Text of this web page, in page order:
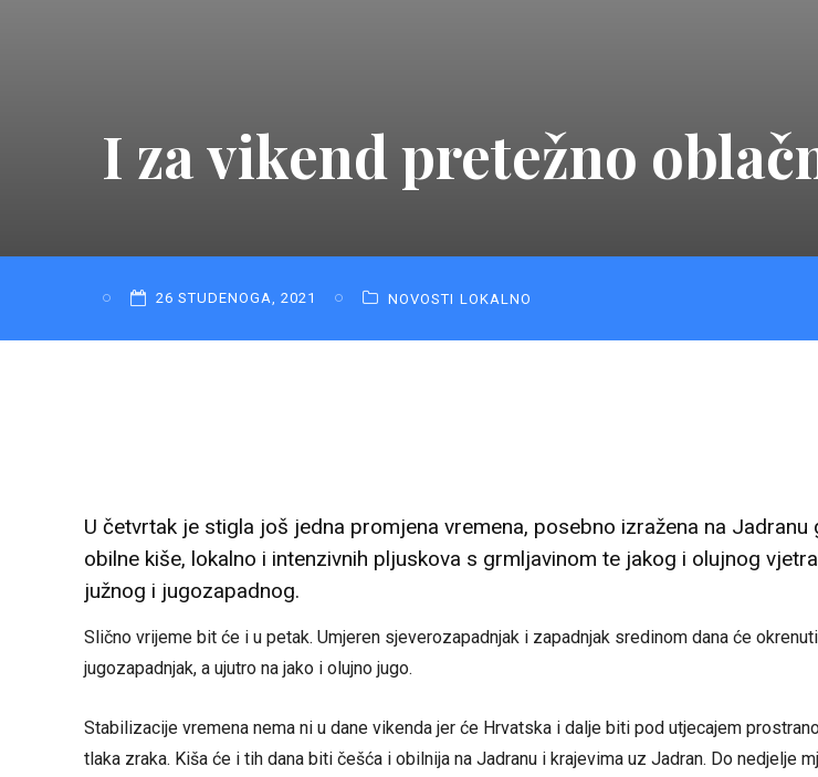
I za vikend pretežno
26 STUDENOGA, 2021 NOVOSTI LOKALNO
U četvrtak je stigla još jedna promjena vremena, posebno izražena na Jadranu
obilne kiše, lokalno i intenzivnih pljuskova s grmljavinom te jakog i olujnog
južnog i jugozapadnog.
Slično vrijeme bit će i u petak. Umjeren sjeverozapadnjak i zapadnjak sredinom dana će
jugozapadnjak, a ujutro na jako i olujno jugo.
Stabilizacije vremena nema ni u dane vikenda jer će Hrvatska i dalje biti pod utjecajem
tlaka zraka. Kiša će i tih dana biti češća i obilnija na Jadranu i krajevima uz Jadran. Do nedjelje